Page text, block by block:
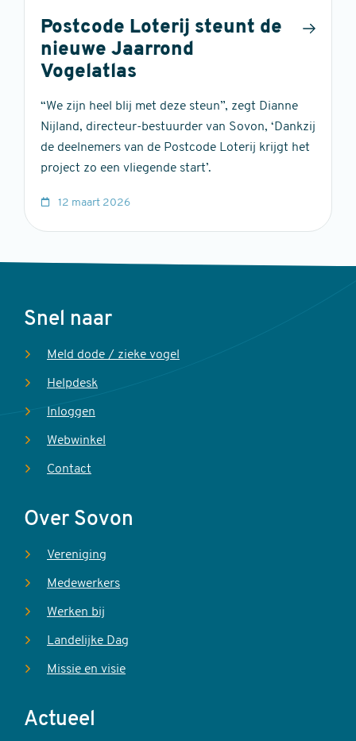
Postcode Loterij steunt de
nieuwe Jaarrond
Vogelatlas
“We zijn heel blij met deze steun”, zegt Dianne
Nijland, directeur-bestuurder van Sovon, ‘Dankzij
de deelnemers van de Postcode Loterij krijgt het
project zo een vliegende start’.
12 maart 2026
Voet
Snel naar
Meld dode / zieke vogel
Helpdesk
Inloggen
Webwinkel
Contact
Over Sovon
Vereniging
Medewerkers
Werken bij
Landelijke Dag
Missie en visie
Actueel